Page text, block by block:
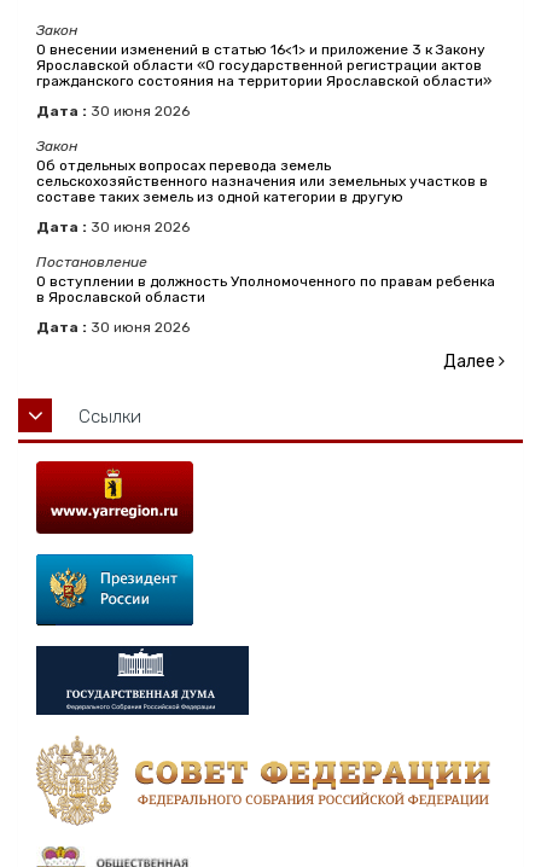
Закон
О внесении изменений в статью 16<1> и приложение 3 к Закону
Ярославской области «О государственной регистрации актов
гражданского состояния на территории Ярославской области»
Дата : 30 июня 2026
Закон
Об отдельных вопросах перевода земель
сельскохозяйственного назначения или земельных участков в
составе таких земель из одной категории в другую
Дата : 30 июня 2026
Постановление
О вступлении в должность Уполномоченного по правам ребенка
в Ярославской области
Дата : 30 июня 2026
Далее
Ссылки